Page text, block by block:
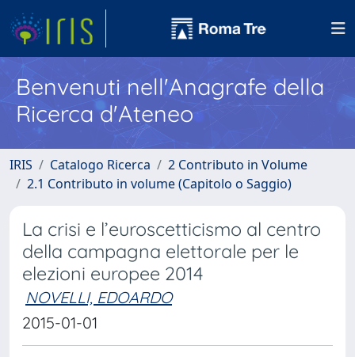
Benvenuti nell'Anagrafe della
Ricerca d'Ateneo
IRIS Catalogo Ricerca
2 Contributo in Volume
2.1 Contributo in volume (Capitolo o Saggio)
La crisi e l’euroscetticismo al centro
della campagna elettorale per le
elezioni europee 2014
NOVELLI, EDOARDO
2015-01-01